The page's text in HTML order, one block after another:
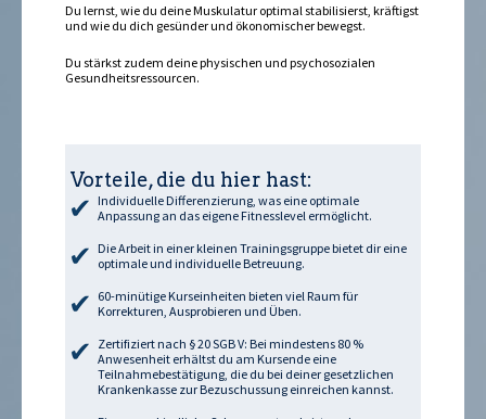
Du lernst, wie du deine Muskulatur optimal stabilisierst, kräftigst
und wie du dich gesünder und ökonomischer bewegst.
Du stärkst zudem deine physischen und psychosozialen
Gesundheitsressourcen.
Vorteile, die du hier hast:
Individuelle Differenzierung, was eine optimale
Anpassung an das eigene Fitnesslevel ermöglicht.
Die Arbeit in einer kleinen Trainingsgruppe bietet dir eine
optimale und individuelle Betreuung.
60-minütige Kurseinheiten bieten viel Raum für
Korrekturen, Ausprobieren und Üben.
Zertifiziert nach § 20 SGB V: Bei mindestens 80 %
Anwesenheit erhältst du am Kursende eine
Teilnahmebestätigung, die du bei deiner gesetzlichen
Krankenkasse zur Bezuschussung einreichen kannst.